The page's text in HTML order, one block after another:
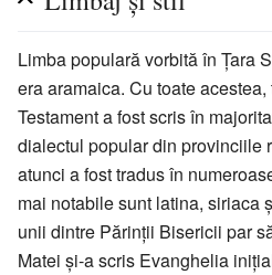
Limba populară vorbită în Ţara
era aramaica. Cu toate
Testament a fost scris în
dialectul popular din provinciile
atunci a fost tradus în
mai notabile sunt latina, siriaca
unii dintre Părinţii Bisericii par
Matei şi-a scris Evanghelia